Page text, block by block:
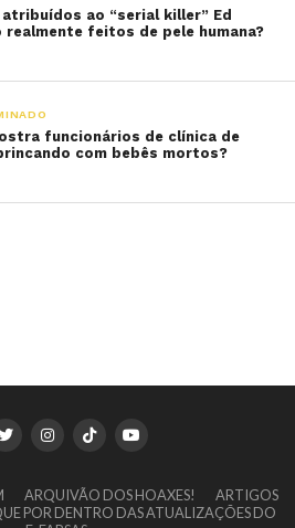
ao “serial killer” Ed
realmente feitos de pele humana?
funcionários de clínica de
com bebês mortos?
ARQUIVÃO DOS HOAXES!
ARTIGOS
POR DENTRO DAS ATUALIZAÇÕES DO